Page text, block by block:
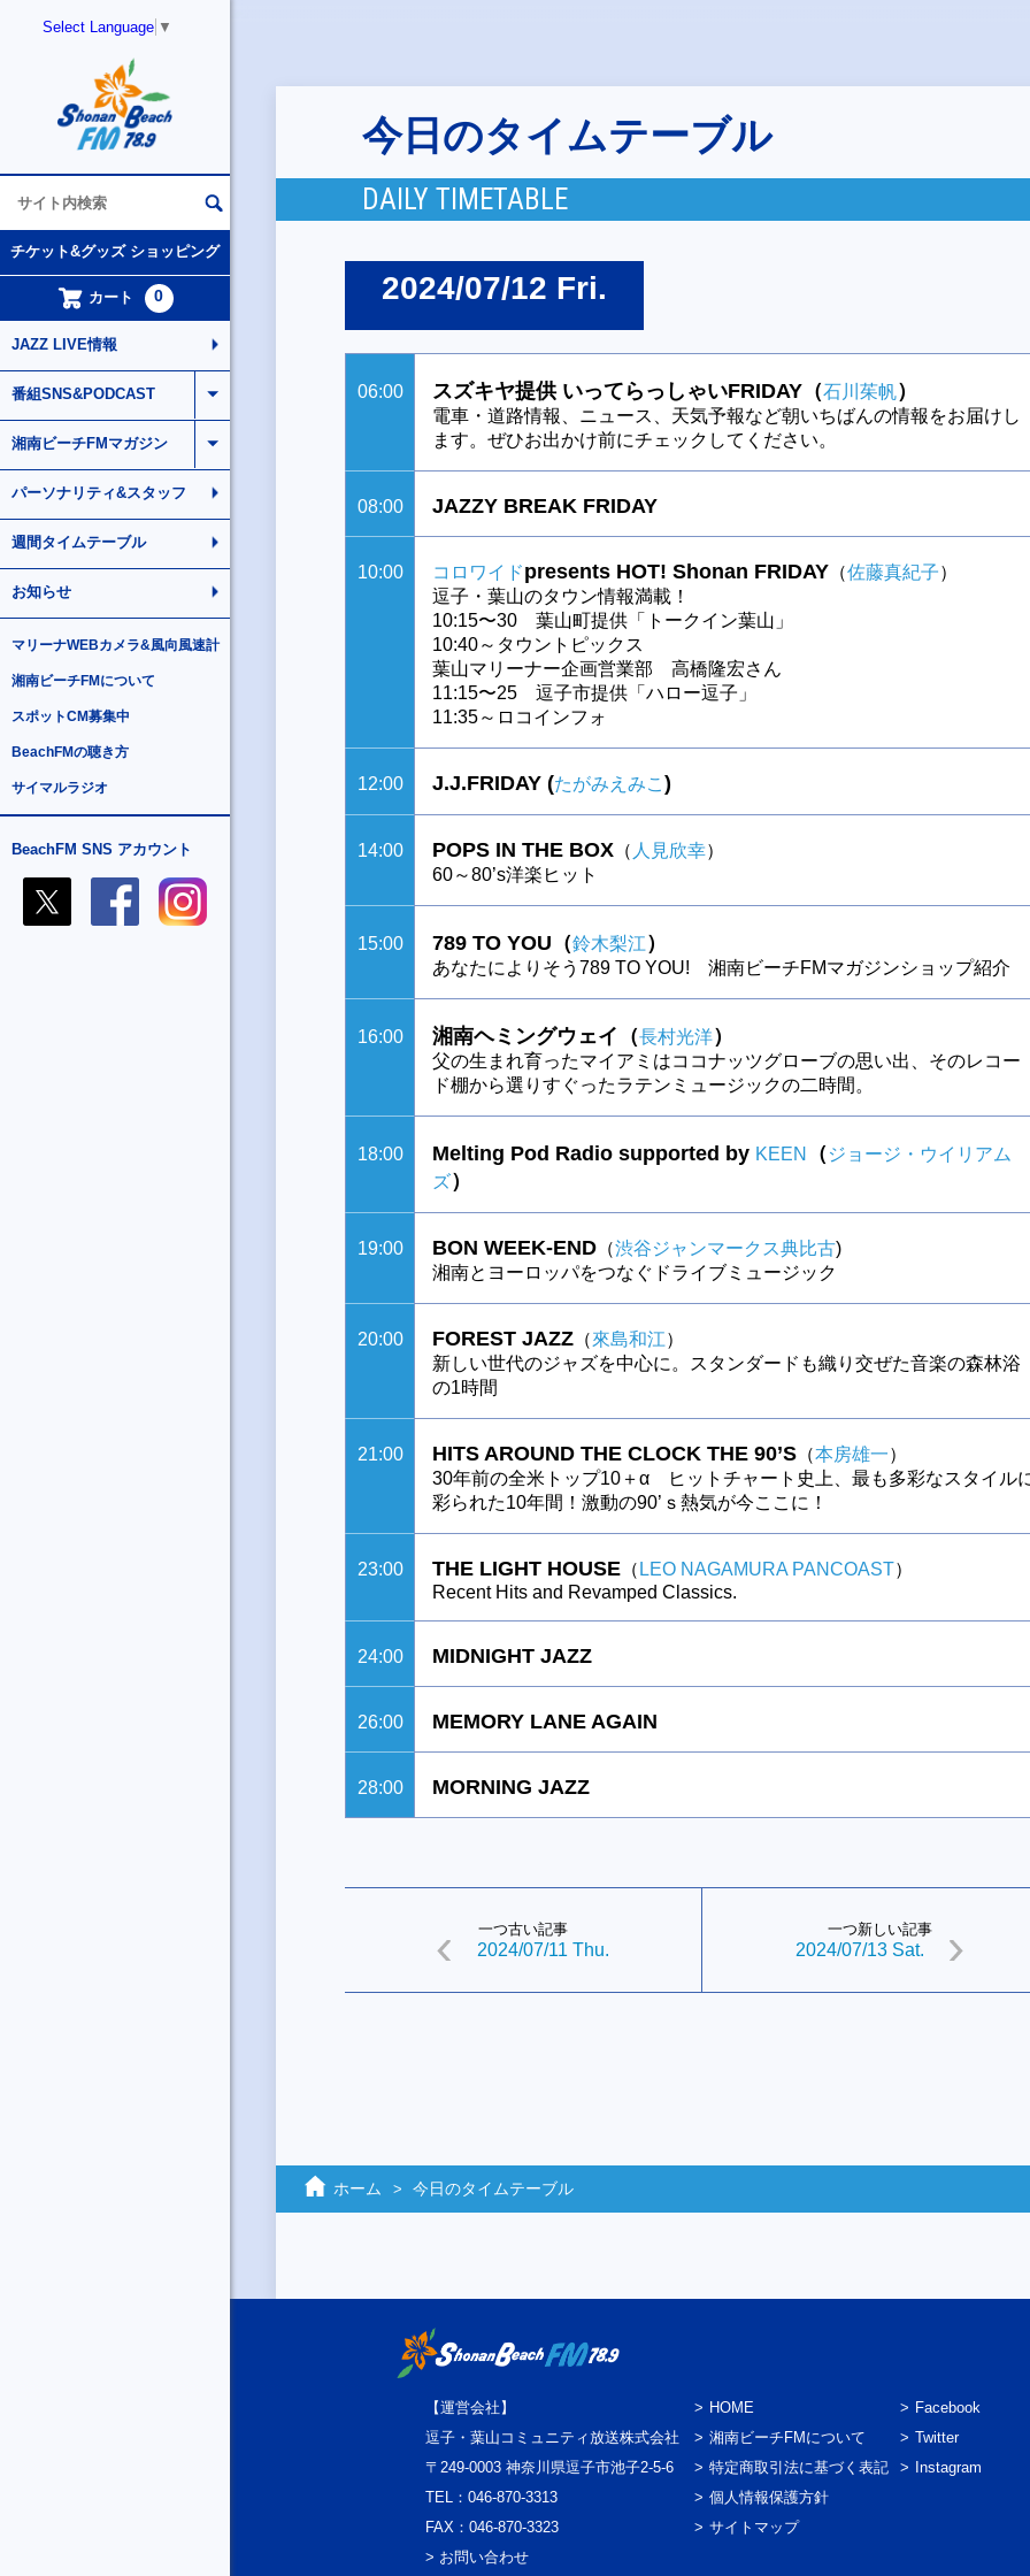
Select Language ▼
チケット&グッズ ショッピング
カート 0
JAZZ LIVE情報
番組SNS&PODCAST
湘南ビーチFMマガジン
パーソナリティ&スタッフ
週間タイムテーブル
お知らせ
マリーナWEBカメラ&風向風速計
湘南ビーチFMについて
スポットCM募集中
BeachFMの聴き方
サイマルラジオ
BeachFM SNS アカウント
今日のタイムテーブル
DAILY TIMETABLE
2024/07/12 Fri.
06:00 スズキヤ提供 いってらっしゃいFRIDAY（石川茱帆）
電車・道路情報、ニュース、天気予報など朝いちばんの情報をお届けし
ます。ぜひお出かけ前にチェックしてください。
08:00 JAZZY BREAK FRIDAY
10:00 コロワイドpresents HOT! Shonan FRIDAY （佐藤真紀子）
逗子・葉山のタウン情報満載！
10:15〜30 葉山町提供「トークイン葉山」
10:40～タウントピックス
葉山マリーナー企画営業部 高橋隆宏さん
11:15〜25 逗子市提供「ハロー逗子」
11:35～ロコインフォ
12:00 J.J.FRIDAY (たがみえみこ )
14:00 POPS IN THE BOX （ 人見欣幸）
60～80’s洋楽ヒット
15:00 789 TO YOU（鈴木梨江）
あなたによりそう789 TO YOU! 湘南ビーチFMマガジンショップ紹介
16:00 湘南ヘミングウェイ（長村光洋）
父の生まれ育ったマイアミはココナッツグローブの思い出、そのレコー
ド棚から選りすぐったラテンミュージックの二時間。
18:00 Melting Pod Radio supported by KEEN （ ジョージ・ウイリアム
ズ）
19:00 BON WEEK-END （渋谷ジャンマークス典比古)
湘南とヨーロッパをつなぐドライブミュージック
20:00 FOREST JAZZ （來島和江）
新しい世代のジャズを中心に。スタンダードも織り交ぜた音楽の森林浴
の1時間
21:00 HITS AROUND THE CLOCK THE 90’S （本房雄一）
30年前の全米トップ10＋α ヒットチャート史上、最も多彩なスタイル
彩られた10年間！激動の90’ｓ熱気が今ここに！
23:00 THE LIGHT HOUSE （ LEO NAGAMURA PANCOAST）
Recent Hits and Revamped Classics.
24:00 MIDNIGHT JAZZ
26:00 MEMORY LANE AGAIN
28:00 MORNING JAZZ
一つ古い記事
2024/07/11 Thu.
一つ新しい記事
2024/07/13 Sat.
ホーム 今日のタイムテーブル
【運営会社】
逗子・葉山コミュニティ放送株式会社
〒249-0003 神奈川県逗子市池子2-5-6
TEL：046-870-3313
FAX：046-870-3323
> お問い合わせ
HOME
湘南ビーチFMについて
特定商取引法に基づく表記
個人情報保護方針
サイトマップ
Facebook
Twitter
Instagram